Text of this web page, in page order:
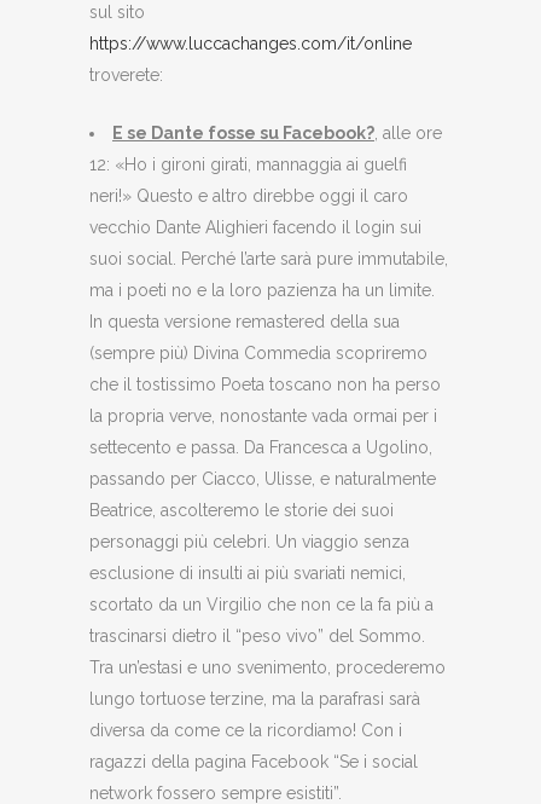
sul sito
https://www.luccachanges.com/it/online
troverete:
E se Dante fosse su Facebook? , alle ore
12: «Ho i gironi girati, mannaggia ai guelfi
neri!» Questo e altro direbbe oggi il caro
vecchio Dante Alighieri facendo il login sui
suoi social. Perché l’arte sarà pure immutabile,
ma i poeti no e la loro pazienza ha un limite.
In questa versione remastered della sua
(sempre più) Divina Commedia scopriremo
che il tostissimo Poeta toscano non ha perso
la propria verve, nonostante vada ormai per i
settecento e passa. Da Francesca a Ugolino,
passando per Ciacco, Ulisse, e naturalmente
Beatrice, ascolteremo le storie dei suoi
personaggi più celebri. Un viaggio senza
esclusione di insulti ai più svariati nemici,
scortato da un Virgilio che non ce la fa più a
trascinarsi dietro il “peso vivo” del Sommo.
Tra un’estasi e uno svenimento, procederemo
lungo tortuose terzine, ma la parafrasi sarà
diversa da come ce la ricordiamo! Con i
ragazzi della pagina Facebook “Se i social
network fossero sempre esistiti”.